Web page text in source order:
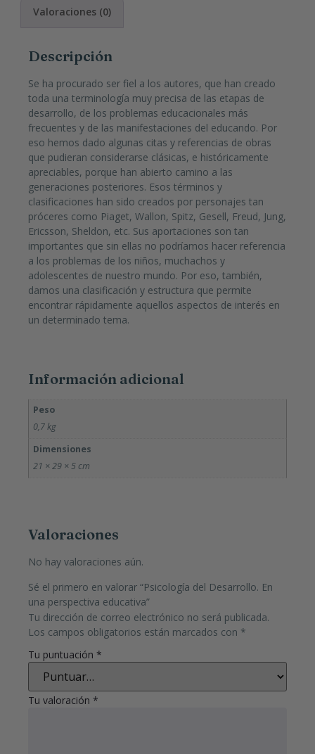
Valoraciones (0)
Descripción
Se ha procurado ser fiel a los autores, que han creado
toda una terminología muy precisa de las etapas de
desarrollo, de los problemas educacionales más
frecuentes y de las manifestaciones del educando. Por
eso hemos dado algunas citas y referencias de obras
que pudieran considerarse clásicas, e históricamente
apreciables, porque han abierto camino a las
generaciones posteriores. Esos términos y
clasificaciones han sido creados por personajes tan
próceres como Piaget, Wallon, Spitz, Gesell, Freud, Jung,
Ericsson, Sheldon, etc. Sus aportaciones son tan
importantes que sin ellas no podríamos hacer referencia
a los problemas de los niños, muchachos y
adolescentes de nuestro mundo. Por eso, también,
damos una clasificación y estructura que permite
encontrar rápidamente aquellos aspectos de interés en
un determinado tema.
Información adicional
Peso
0,7 kg
Dimensiones
21 × 29 × 5 cm
Valoraciones
No hay valoraciones aún.
Sé el primero en valorar “Psicología del Desarrollo. En
una perspectiva educativa”
Tu dirección de correo electrónico no será publicada.
Los campos obligatorios están marcados con *
Tu puntuación *
Tu valoración *